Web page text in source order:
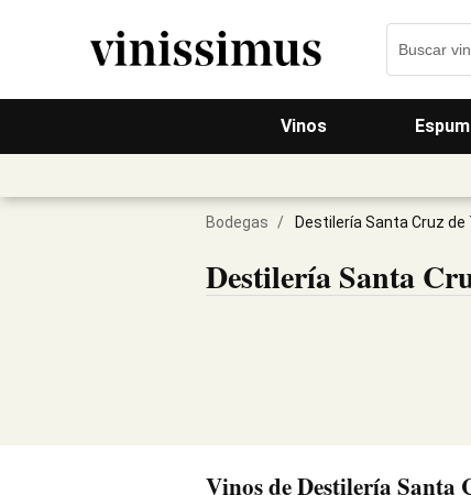
Vinos
Bodegas / Destilería Santa Cruz de
Destilería Santa
Vinos de Destilería Santa